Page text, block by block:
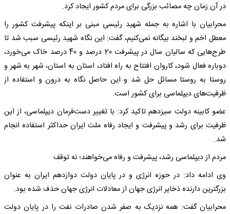
در آن زمان چه مصائب بزرگی برای مردم کشور ایجاد کرد.
محرابیان با اشاره به جمله شهید رئیسی مبنی بر اینکه پیشرفت کشور را
معطل اخم و لبخند بیگانه نمی‌کنیم، گفت: این نگاه شهید رئیسی سبب شد تا
طرح‌هایی که سالیان سال در پیشرفت 20 درصد و 40 درصد خاک می‌خورد،
دوباره فعال شود، کاروان افتتاح به راه افتاد، استان به استان، شهر به شهر و
روستا به روستا مسائل حل شد و این حاصل نگاه به درون و استفاده از
ظرفیت‌های دیپلماسی برای کشور است.
عضو کابینه دولت سیزدهم تاکید کرد: با تغییر دست‌فرمان دیپلماسی، از این
ظرفیت برای رشد و پیشرفت و ایجاد رفاه ملت ایران حداکثر استفاده انجام
شد.
مردم از دیپلماسی رشد، پیشرفت و رفاه می‌خواهند؛ نه توقف
وی ادامه داد: در حوزه انرژی و در پایان دولت دوازدهم ایران به عنوان
بزرگترین دارنده ذخایر انرژی جهان از معادلات انرژی جهان حذف شده بود.
محرابیان گفت: همه نزدیک به صفر شدن صادرات نفت را در پایان دولت